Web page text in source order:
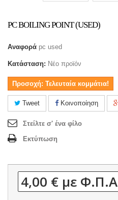
PC BOILING POINT (USED)
Αναφορά pc used
Κατάσταση: Νέο προϊόν
Προσοχή: Τελευταία κομμάτια!
Tweet Κοινοποίηση
Στείλτε σ' ένα φίλο
Εκτύπωση
4,00 € με Φ.Π.Α